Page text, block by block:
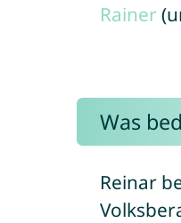
Rainer
Was
Reinar